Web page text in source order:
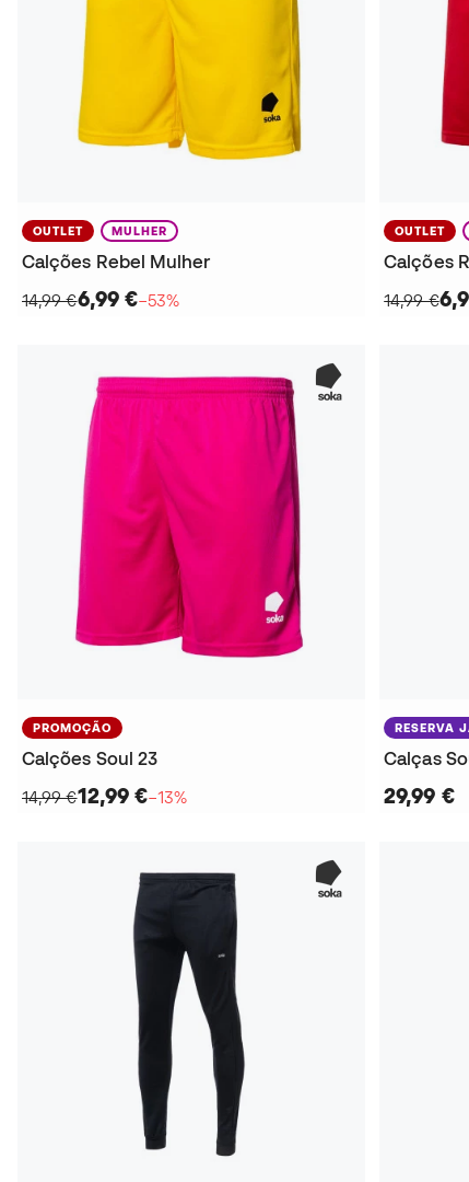
OUTLET MULHER
Calções Rebel Mulher
14,99 €6,99 €−53%
OUTLET
Calções
14,99 €
PROMOÇÃO
Calções Soul 23
14,99 €12,99 €−13%
RESERVA
Calças
29,99 €